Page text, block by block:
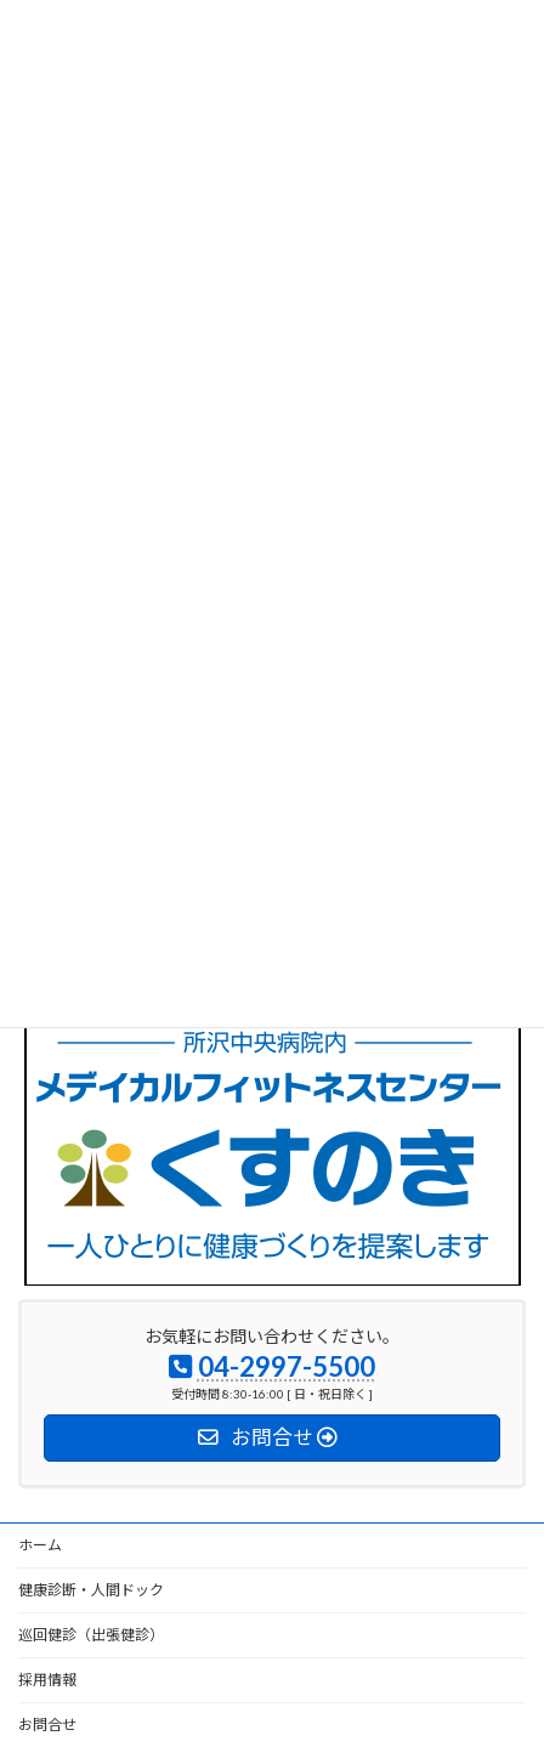
お気軽にお問い合わせください。
04-2997-5500
受付時間 8:30-16:00 [ 日・祝日除く ]
お問合せ
ホーム
健康診断・人間ドック
巡回健診（出張健診）
採用情報
お問合せ